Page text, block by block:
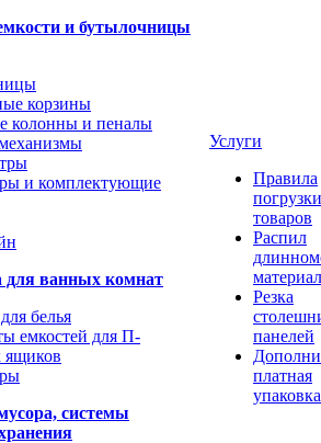
и бутылочницы
корзины
колонны и пеналы
и комплектующие
для ванных комнат
белья
емкостей для П-
ящиков
системы
Услуги
Правила
погрузки
товаров
Распил
Резка
панелей
платная
упаковка